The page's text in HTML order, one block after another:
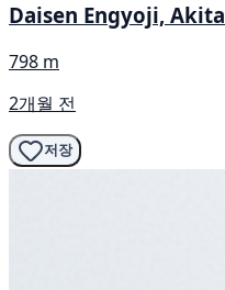
Daisen Engyoji, Akita
798 m
2개월 전
저장